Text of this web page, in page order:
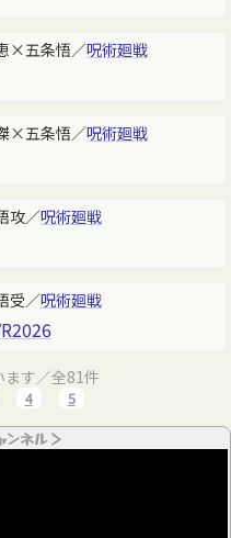
×五条悟／呪術廻戦
×五条悟／呪術廻戦
攻／呪術廻戦
受／呪術廻戦
す／全81件
4 5
ンネル＞